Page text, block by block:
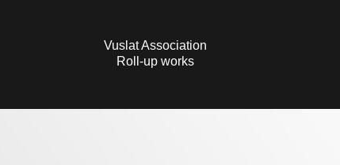
Vuslat Association
Roll-up works